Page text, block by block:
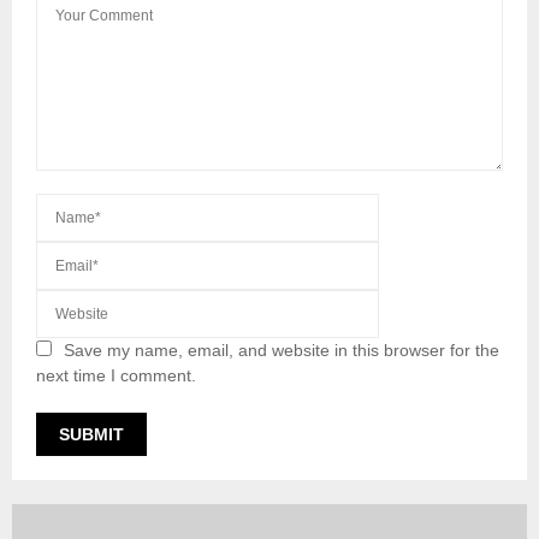
Save my name, email, and website in this browser for the
next time I comment.